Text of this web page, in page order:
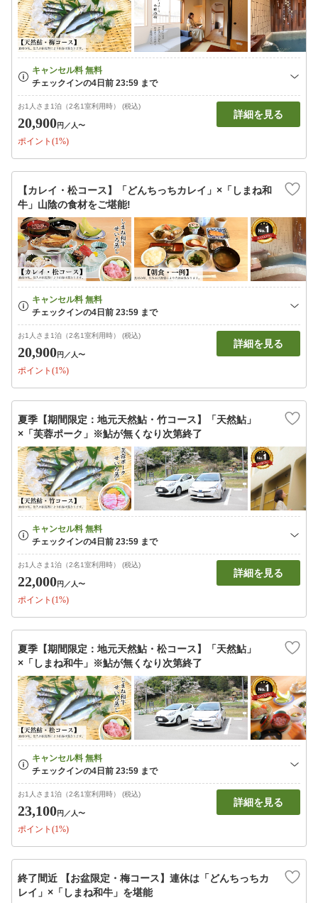
お1人さま1泊（2名1室利用時） (税込)
20,900円 ／人〜
ポイント(1%)
詳細を見る
【カレイ・松コース】「どんちっちカレイ」×「しまね和
牛」山陰の食材をご堪能!
お1人さま1泊（2名1室利用時） (税込)
20,900円 ／人〜
ポイント(1%)
詳細を見る
夏季【期間限定：地元天然鮎・竹コース】「天然鮎」
×「芙蓉ポーク」※鮎が無くなり次第終了
お1人さま1泊（2名1室利用時） (税込)
22,000円 ／人〜
ポイント(1%)
詳細を見る
夏季【期間限定：地元天然鮎・松コース】「天然鮎」
×「しまね和牛」※鮎が無くなり次第終了
お1人さま1泊（2名1室利用時） (税込)
23,100円 ／人〜
ポイント(1%)
詳細を見る
終了間近 【お盆限定・梅コース】連休は「どんちっちカ
レイ」×「しまね和牛」を堪能